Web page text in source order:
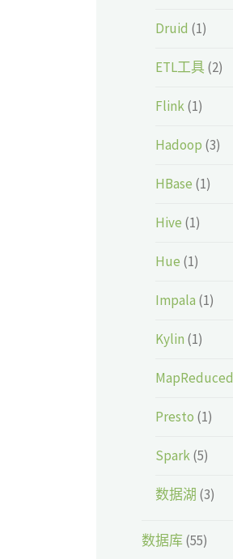
Druid (1)
ETL工具(2)
Flink(1)
Hadoop (3)
HBase (1)
Hive (1)
Hue (1)
Impala (1)
Kylin (1)
MapReduced
Presto (1)
Spark(5)
数据湖 (3)
数据库(55)